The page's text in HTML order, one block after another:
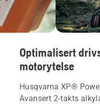
Optimalisert
motorytelse
Husqvarna XP®
Avansert 2-takts